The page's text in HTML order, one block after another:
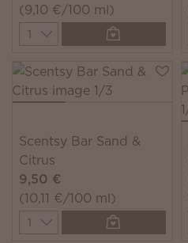
(9,10 €/100 ml)
Quantity
Scentsy Bar Sand &
Citrus
9,50 €
(10,11 €/100 ml)
Quantity